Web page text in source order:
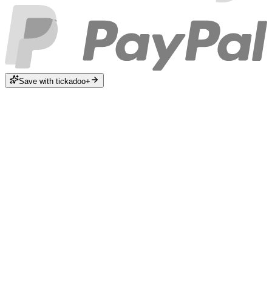
Save with tickadoo+